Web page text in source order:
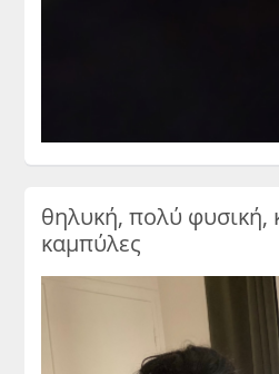
θηλυκή, πολύ φυσική,
καμπύλες